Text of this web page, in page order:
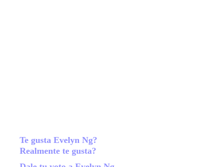
Te gusta Evelyn Ng?
Realmente te gusta?